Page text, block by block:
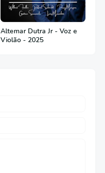
Altemar Dutra Jr - Voz e
Violão - 2025